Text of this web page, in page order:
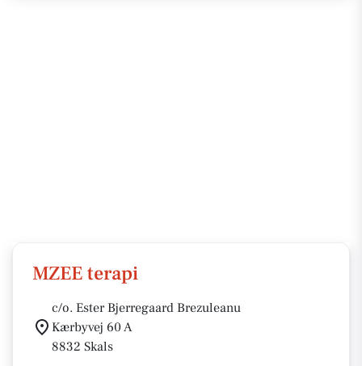
MZEE terapi
c/o. Ester Bjerregaard Brezuleanu
Kærbyvej 60 A
8832 Skals